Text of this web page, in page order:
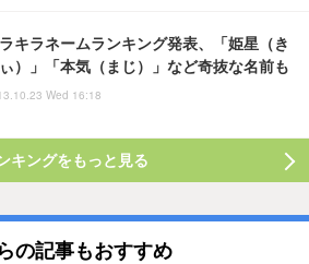
キラネームランキング発表、「姫星（き
）」「本気（まじ）」など奇抜な名前も
Wed 16:18
キングをもっと見る
の記事もおすすめ